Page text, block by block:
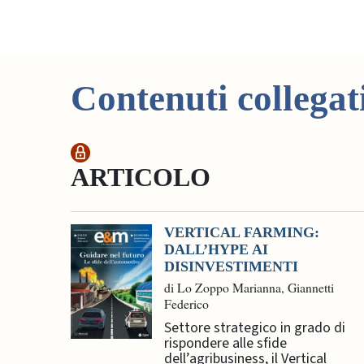
Contenuti
ARTICOLO
VERTICAL FARMING:
DALL’HYPE AI
DISINVESTIMENTI
di Lo Zoppo Marianna, Giannetti
Federico
Settore strategico in grado di
rispondere alle sfide
dell’agribusiness, il Vertical